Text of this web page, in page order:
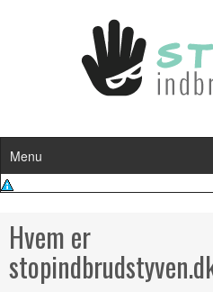
Menu
Hvem er
s